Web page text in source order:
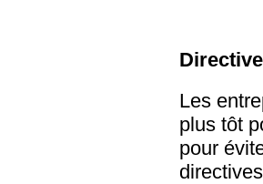
Les
plus tôt
pour